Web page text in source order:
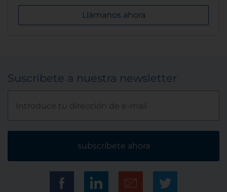
Llámanos ahora
Suscríbete a nuestra newsletter
subscríbete ahora